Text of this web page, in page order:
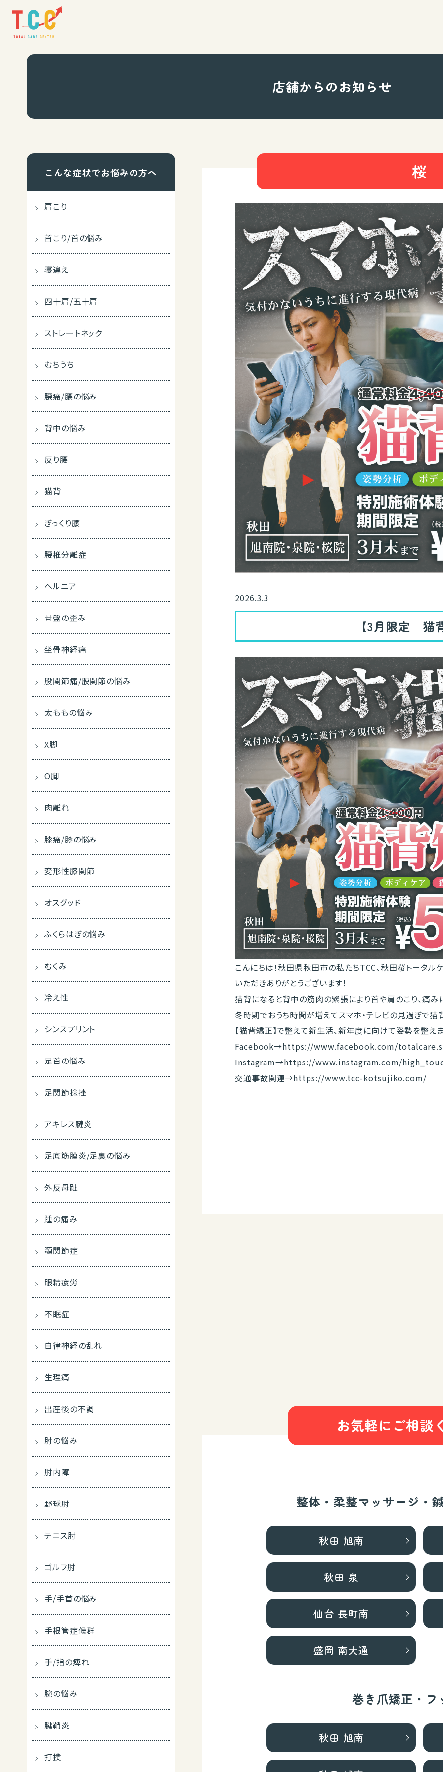
店舗からのお知らせ
桜
2026.3.3
【3月限定 猫
こんにちは！秋田県秋田市の私たちTCC、秋田桜トータ
いただきありがとうございます！
猫背になると背中の筋肉の緊張により首や肩のこり、痛み
冬時期でおうち時間が増えてスマホ・テレビの見過ぎで猫
【猫背矯正】で整えて新生活、新年度に向けて姿勢を整えま
Facebook→https://www.facebook.com/
Instagram→https://www.instagram.com/
交通事故関連→https://www.tcc-kotsujiko.com/
お気軽にご相談
整体・柔整マッサージ・
秋田 旭南
秋田 泉
仙台 長町南
盛岡 南大通
巻き爪矯正・フ
秋田 旭南
こんな症状でお悩みの方へ
肩こり
首こり/首の悩み
寝違え
四十肩/五十肩
ストレートネック
むちうち
腰痛/腰の悩み
背中の悩み
反り腰
猫背
ぎっくり腰
腰椎分離症
ヘルニア
骨盤の歪み
坐骨神経痛
股関節痛/股関節の悩み
太ももの悩み
X脚
O脚
肉離れ
膝痛/膝の悩み
変形性膝関節
オスグッド
ふくらはぎの悩み
むくみ
冷え性
シンスプリント
足首の悩み
足関節捻挫
アキレス腱炎
足底筋膜炎/足裏の悩み
外反母趾
踵の痛み
顎関節症
眼精疲労
不眠症
自律神経の乱れ
生理痛
出産後の不調
肘の悩み
肘内障
野球肘
テニス肘
ゴルフ肘
手/手首の悩み
手根管症候群
手/指の痺れ
腕の悩み
腱鞘炎
打撲